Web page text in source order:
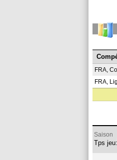
FRA,
FRA,
Saison
Tps jeu: